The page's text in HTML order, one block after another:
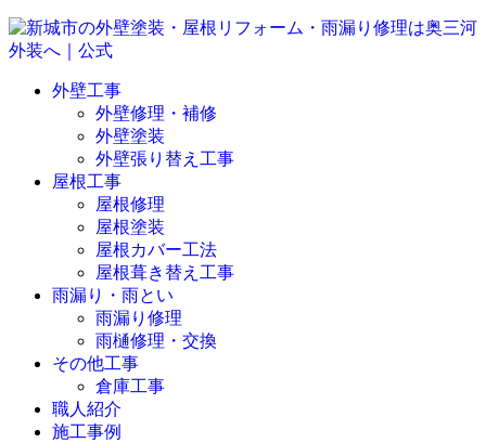
外壁工事
外壁修理・補修
外壁塗装
外壁張り替え工事
屋根工事
屋根修理
屋根塗装
屋根カバー工法
屋根葺き替え工事
雨漏り・雨とい
雨漏り修理
雨樋修理・交換
その他工事
倉庫工事
職人紹介
施工事例